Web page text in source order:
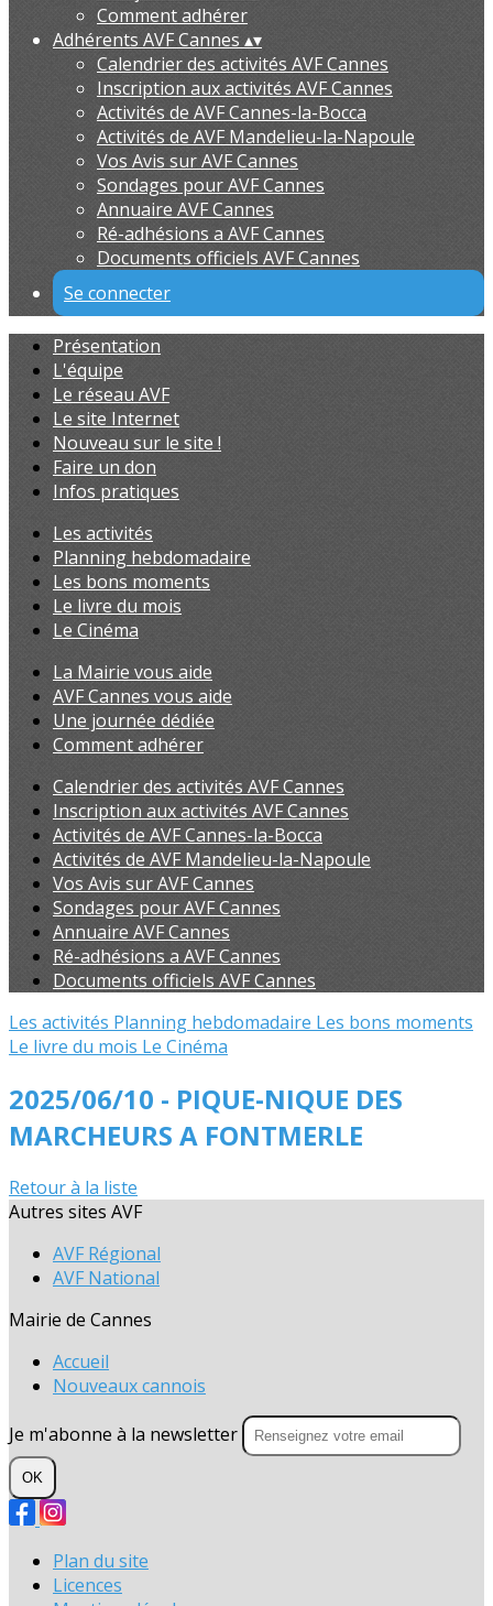
Comment adhérer
Adhérents AVF Cannes ▴▾
Calendrier des activités AVF Cannes
Inscription aux activités AVF Cannes
Activités de AVF Cannes-la-Bocca
Activités de AVF Mandelieu-la-Napoule
Vos Avis sur AVF Cannes
Sondages pour AVF Cannes
Annuaire AVF Cannes
Ré-adhésions a AVF Cannes
Documents officiels AVF Cannes
Se connecter
Présentation
L'équipe
Le réseau AVF
Le site Internet
Nouveau sur le site !
Faire un don
Infos pratiques
Les activités
Planning hebdomadaire
Les bons moments
Le livre du mois
Le Cinéma
La Mairie vous aide
AVF Cannes vous aide
Une journée dédiée
Comment adhérer
Calendrier des activités AVF Cannes
Inscription aux activités AVF Cannes
Activités de AVF Cannes-la-Bocca
Activités de AVF Mandelieu-la-Napoule
Vos Avis sur AVF Cannes
Sondages pour AVF Cannes
Annuaire AVF Cannes
Ré-adhésions a AVF Cannes
Documents officiels AVF Cannes
Les activités Planning hebdomadaire Les bons moments
Le livre du mois Le Cinéma
2025/06/10 - PIQUE-NIQUE DES
MARCHEURS A FONTMERLE
Retour à la liste
Autres sites AVF
AVF Régional
AVF National
Mairie de Cannes
Accueil
Nouveaux cannois
Je m'abonne à la newsletter
OK
Plan du site
Licences